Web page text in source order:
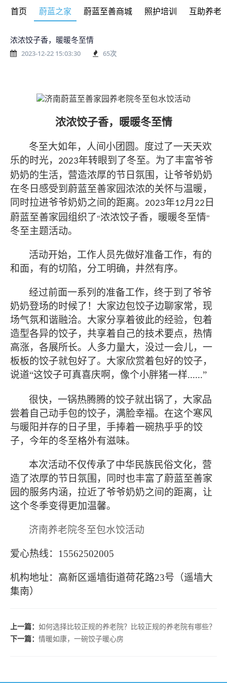
首页 蔚蓝之家 蔚蓝至善商城 照护培训 互助养老
浓浓饺子香，暖暖冬至情
2023-12-22 15:03:30 65次
浓浓饺子香，暖暖冬至情
冬至大如年，人间小团圆。度过了一天天欢
乐的时光， 2023年转眼到了冬至。为了丰富爷爷
奶奶的生活，营造浓厚的节日氛围，让爷爷奶奶
在冬日感受到蔚蓝至善家园浓浓的关怀与温暖，
同时拉进爷爷奶奶之间的距离。 2023年12月 22 日
蔚蓝至善家园组织了“浓浓饺子香，暖暖冬至情”
冬至主题活动。
活动开始，工作人员先做好准备工作，有的
和面，有的切陷，分工明确，井然有序。
经过前面一系列的准备工作，终于到了爷爷
奶奶登场的时候了！大家边包饺子边聊家常，现
场气氛和谐融洽。大家分享着彼此的经验，包着
造型各异的饺子，共享着自己的技术要点，热情
高涨，各展所长。人多力量大，没过一会儿，一
板板的饺子就包好了。大家欣赏着包好的饺子，
说道“这饺子可真喜庆啊，像个小胖猪一样......”
很快，一锅热腾腾的饺子就出锅了，大家品
尝着自己动手包的饺子，满脸幸福。在这个寒风
与暖阳并存的日子里，手捧着一碗热乎乎的饺
子，今年的冬至格外有滋味。
本次活动不仅传承了中华民族民俗文化，营
造了浓厚的节日氛围，同时也丰富了蔚蓝至善家
园的服务内涵，拉近了爷爷奶奶之间的距离，让
这个冬季变得更加温馨。
济南养老院冬至包水饺活动
爱心热线： 15562502005
机构地址：高新区遥墙街道荷花路23号（遥墙大
集南）
上一篇： 如何选择比较正规的养老院？比较正规的养老院有哪些？
下一篇： 情暖如康，一碗饺子暖心房